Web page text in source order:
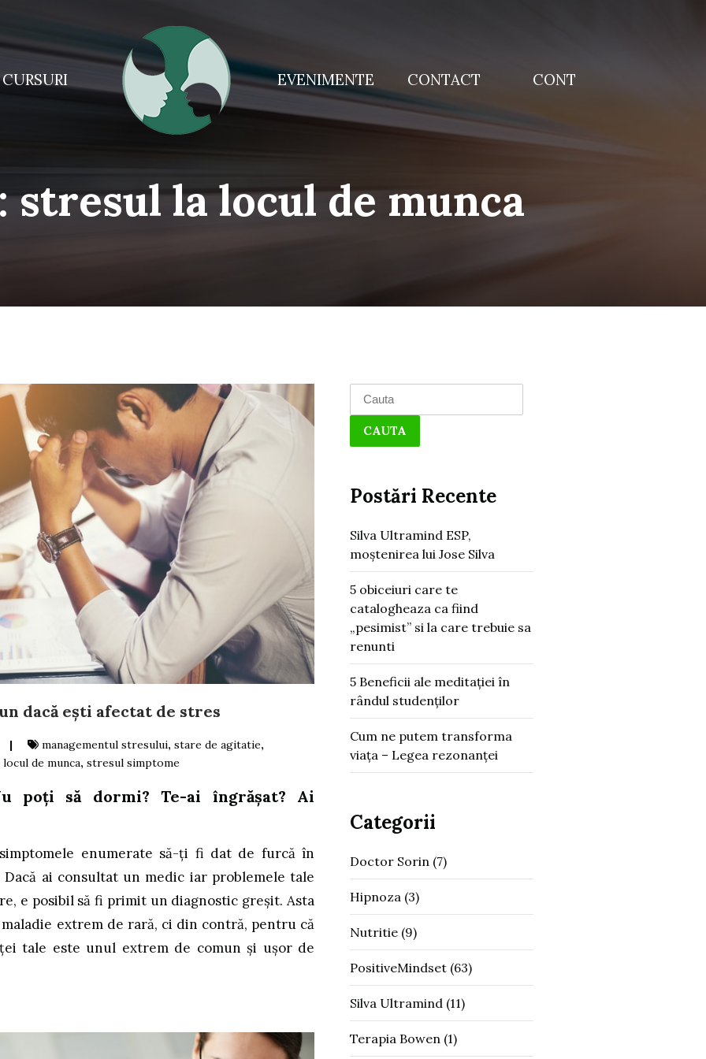
CURSURI EVENIMENTE CONTACT CONT
stresul la locul de munca
dacă ești afectat de stres
| managementul stresului, stare de agitatie,
de munca, stresul simptome
poți să dormi? Te-ai îngrășat? Ai
enumerate să-ți fi dat de furcă în
ai consultat un medic iar problemele tale
e posibil să fi primit un diagnostic greșit. Asta
extrem de rară, ci din contră, pentru că
tale este unul extrem de comun și ușor de
Search
for:
Postări Recente
Silva Ultramind ESP,
moștenirea lui Jose Silva
5 obiceiuri care te
catalogheaza ca fiind
„pesimist” si la care trebuie sa
renunti
5 Beneficii ale meditației în
rândul studenților
Cum ne putem transforma
viața – Legea rezonanței
Categorii
Doctor Sorin (7)
Hipnoza (3)
Nutritie (9)
PositiveMindset (63)
Silva Ultramind (11)
Terapia Bowen (1)